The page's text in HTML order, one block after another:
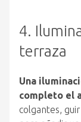
4.
terraza
Una
completo el
colgantes,